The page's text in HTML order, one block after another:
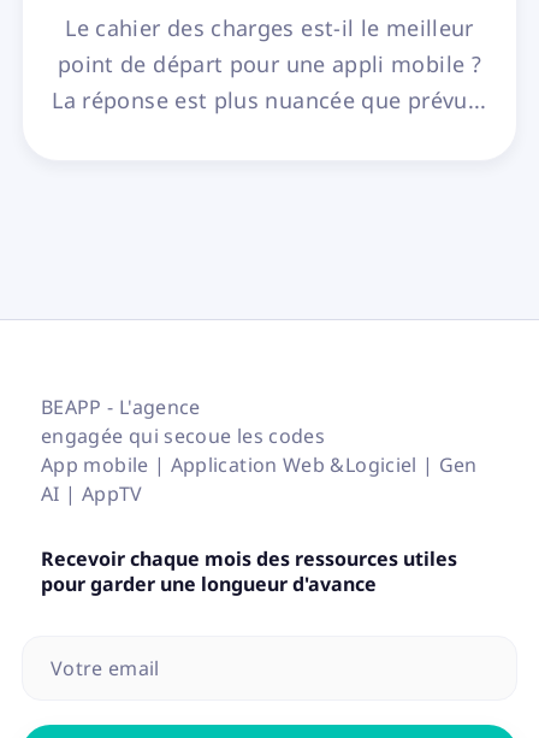
Le cahier des charges est-il le meilleur
point de départ pour une appli mobile ?
La réponse est plus nuancée que prévu...
BEAPP - L'agence
engagée qui secoue les codes
App mobile | Application Web &Logiciel | Gen
AI | AppTV
Recevoir chaque mois des ressources utiles
pour garder une longueur d'avance